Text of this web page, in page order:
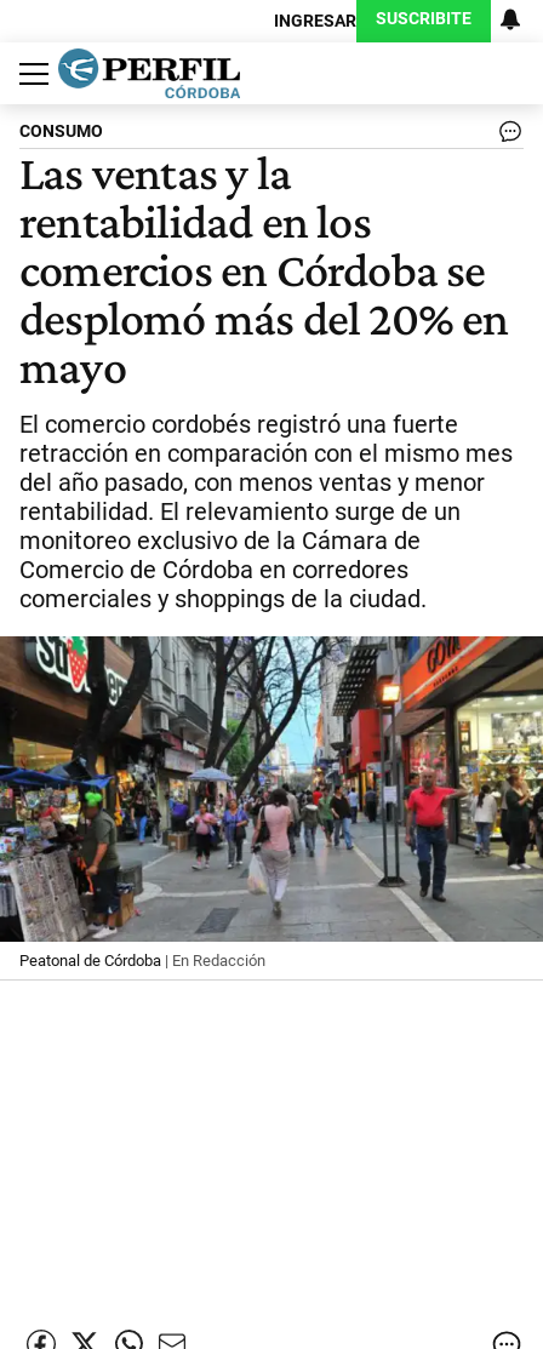
INGRESAR SUSCRIBITE
Política
Economía
Judiciales
Sociedad
Cultura
Espectáculos
Deportes
Protagonistas
CONSUMO
Las ventas y la
rentabilidad en los
comercios en Córdoba se
desplomó más del 20% en
mayo
El comercio cordobés registró una fuerte
retracción en comparación con el mismo mes
del año pasado, con menos ventas y menor
rentabilidad. El relevamiento surge de un
monitoreo exclusivo de la Cámara de
Comercio de Córdoba en corredores
comerciales y shoppings de la ciudad.
Peatonal de Córdoba | En Redacción